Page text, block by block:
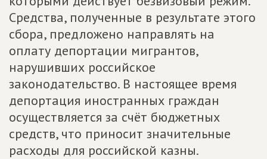
Средства, полученные в результате этого
сбора, предложено направлять на
оплату депортации мигрантов,
нарушивших российское
законодательство. В настоящее время
депортация иностранных граждан
осуществляется за счёт бюджетных
средств, что приносит значительные
расходы для российской казны.